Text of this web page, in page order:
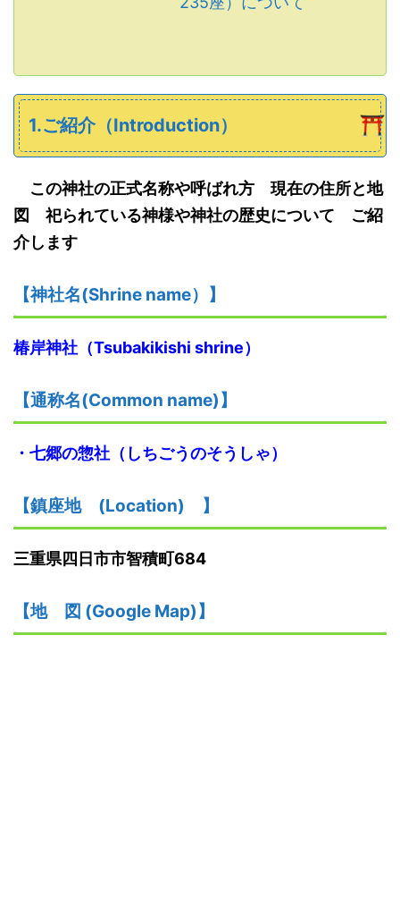
1.ご紹介（Introduction）
この神社の正式名称や呼ばれ方 現在の住所と地
図 祀られている神様や神社の歴史について ご紹
介します
【神社名(Shrine name） 】
椿岸神社 （Tsubakikishi shrine）
【通称名(Common name) 】
・七郷の惣社（しちごうのそうしゃ）
【鎮座地 (Location) 】
三重県四日市市智積町684
【地 図 (Google Map) 】